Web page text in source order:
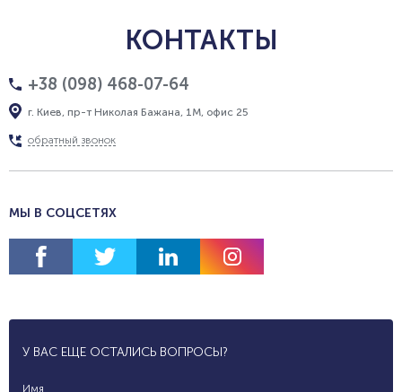
КОНТАКТЫ
+38 (098) 468-07-64
г. Киев, пр-т Николая Бажана, 1М, офис 25
обратный звонок
МЫ В СОЦСЕТЯХ
У ВАС ЕЩЕ ОСТАЛИСЬ ВОПРОСЫ?
Имя